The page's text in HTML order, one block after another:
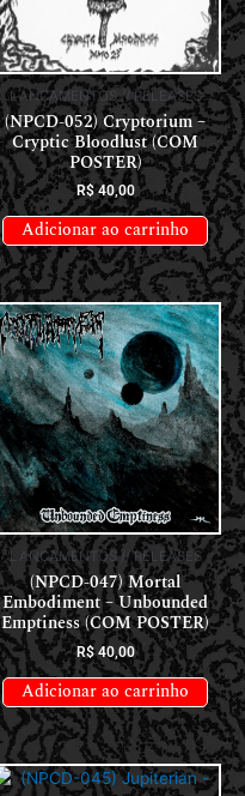
LANÇAMENTOS // RELEASES
(NPCD-052) Cryptorium –
Cryptic Bloodlust (COM
POSTER)
R$40,00
Adicionar ao carrinho
LANÇAMENTOS // RELEASES
(NPCD-047) Mortal
Embodiment – Unbounded
Emptiness (COM POSTER)
R$40,00
Adicionar ao carrinho